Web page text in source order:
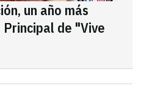
un año más
de "Vive